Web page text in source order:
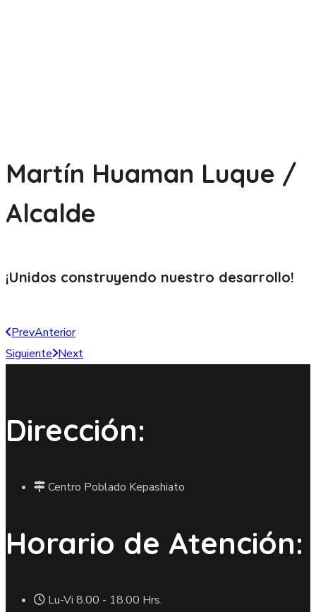
Martín Huaman Luque /
Alcalde
¡Unidos construyendo nuestro desarrollo!
PrevAnterior
Siguiente Next
Dirección:
Centro Poblado Kepashiato
Horario de Atención:
Lu-Vi 8.00 - 18.00 Hrs.